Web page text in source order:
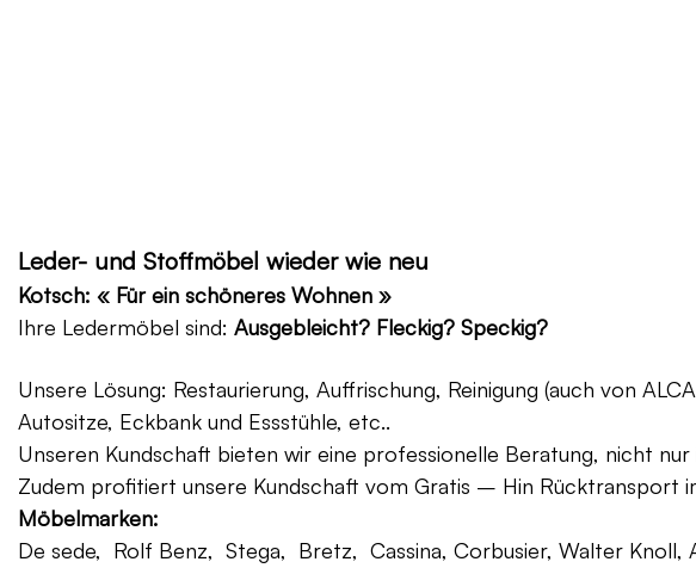
Leder- und Stoffmöbel wieder wie neu
Kotsch: « Für ein schöneres Wohnen »
Ihre Ledermöbel sind: Ausgebleicht? Fleckig? Speckig?
Unsere Lösung: Restaurierung, Auffrischung, Reinigung (auch von
Autositze, Eckbank und Essstühle, etc..
Unseren Kundschaft bieten wir eine professionelle Beratung, nicht
Zudem profitiert unsere Kundschaft vom Gratis – Hin Rücktransport
Möbelmarken:
De sede, Rolf Benz, Stega, Bretz, Cassina, Corbusier, Walter Knoll,